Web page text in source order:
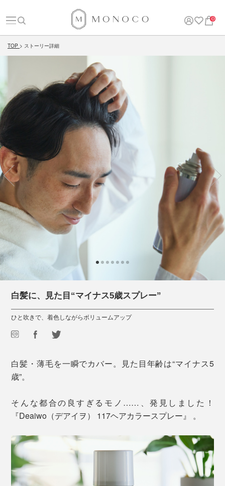
0
TOP ストーリー詳細
白髪に、見た目“マイナス5歳スプレー”
ひと吹きで、着色しながらボリュームアップ
白髪・薄毛を一瞬でカバー。見た目年齢は“マイナス5
歳”。
そんな都合の良すぎるモノ……、発見しました！
『Deaiwo（デアイヲ） 117ヘアカラースプレー』 。